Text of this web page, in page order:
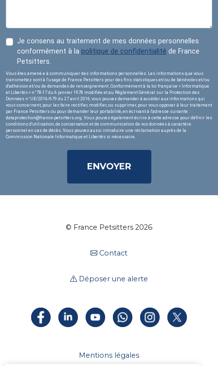
ENVOYER
© France Petsitters 2026
Contact
Mentions légales
Espace Presse
Statuts de l'association